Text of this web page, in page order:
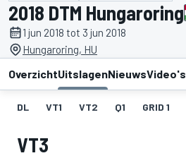
2018 DTM Hungaroring
1 jun 2018 tot 3 jun 2018
Hungaroring, HU
OverzichtUitslagenNieuwsVideo's
DL VT1 VT2 Q1 GRID 1
VT3